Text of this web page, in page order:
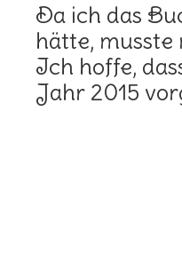
Da ich das
hätte,
Ich hoffe,
Jahr 2015